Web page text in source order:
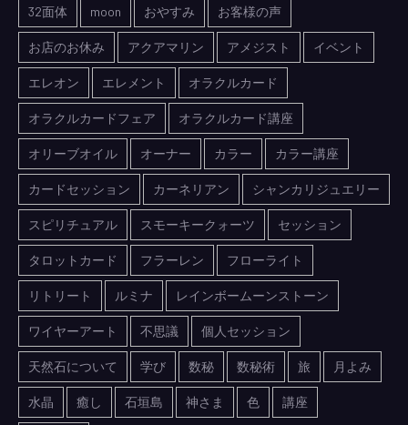
32面体 moon おやすみ お客様の声
お店のお休み アクアマリン アメジスト イベント
エレオン エレメント オラクルカード
オラクルカードフェア オラクルカード講座
オリーブオイル オーナー カラー カラー講座
カードセッション カーネリアン シャンカリジュエリー
スピリチュアル スモーキークォーツ セッション
タロットカード フラーレン フローライト
リトリート ルミナ レインボームーンストーン
ワイヤーアート 不思議 個人セッション
天然石について 学び 数秘 数秘術 旅 月よみ
水晶 癒し 石垣島 神さま 色 講座